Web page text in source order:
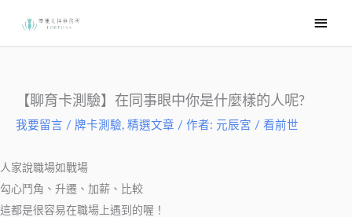
要
【聊育卡測驗】在同事眼中你是什麼樣的人呢?
我要留言 / 牌卡測驗, 精選文章 / 作者: 元辰宮 / 看前世
人家說職場如戰場
勾心鬥角、升遷、加薪、比較
這都是很容易在職場上遇到的喔！